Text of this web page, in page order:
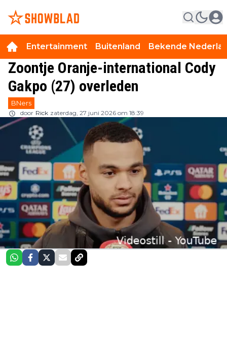
Entertainment Buitenland Bekende
Zoontje Oranje-international Cody
Gakpo (27) overleden
BNers
door Rick zaterdag, 27 juni 2026 om 18:39